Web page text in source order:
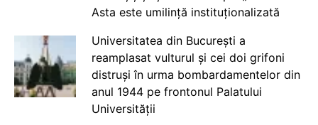
Asta este umilință instituționalizată
Universitatea din București a
reamplasat vulturul și cei doi grifoni
distruși în urma bombardamentelor din
anul 1944 pe frontonul Palatului
Universității